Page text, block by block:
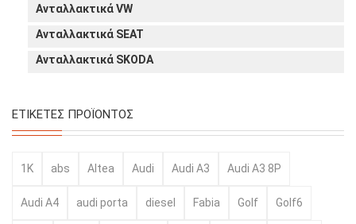
Ανταλλακτικά VW
Ανταλλακτικά SEAT
Ανταλλακτικά SKODA
ΕΤΙΚΈΤΕΣ ΠΡΟΪΌΝΤΟΣ
1K abs Altea Audi Audi A3 Audi A3 8P
Audi A4 audi porta diesel Fabia Golf Golf6